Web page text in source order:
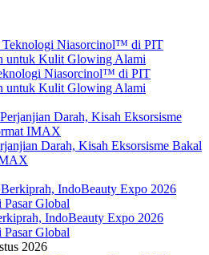
Niasorcinol™ di PIT
untuk Kulit Glowing Alami
Darah, Kisah Eksorsisme Bakal
IndoBeauty Expo 2026
Global
2026